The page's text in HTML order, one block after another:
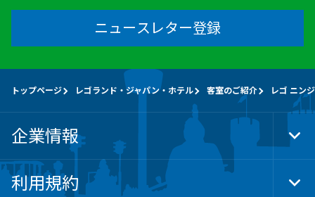
ニュースレター登録
トップページ レゴランド・ジャパン・ホテル 客室のご紹介 レゴ ニン
企業情報
利用規約